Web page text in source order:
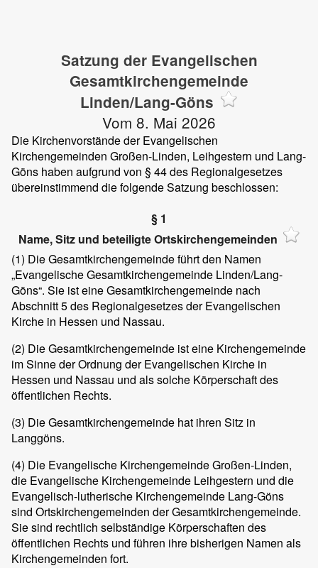
Satzung der Evangelischen
Gesamtkirchengemeinde
Linden/Lang-Göns
Vom 8. Mai 2026
Die Kirchenvorstände der Evangelischen
Kirchengemeinden Großen-Linden, Leihgestern und Lang-
Göns haben aufgrund von § 44 des Regionalgesetzes
übereinstimmend die folgende Satzung beschlossen:
§ 1
Name, Sitz und beteiligte Ortskirchengemeinden
(1) Die Gesamtkirchengemeinde führt den Namen
„Evangelische Gesamtkirchengemeinde Linden/Lang-
Göns“. Sie ist eine Gesamtkirchengemeinde nach
Abschnitt 5 des Regionalgesetzes der Evangelischen
Kirche in Hessen und Nassau.
(2) Die Gesamtkirchengemeinde ist eine Kirchengemeinde
im Sinne der Ordnung der Evangelischen Kirche in
Hessen und Nassau und als solche Körperschaft des
öffentlichen Rechts.
(3) Die Gesamtkirchengemeinde hat ihren Sitz in
Langgöns.
(4) Die Evangelische Kirchengemeinde Großen-Linden,
die Evangelische Kirchengemeinde Leihgestern und die
Evangelisch-lutherische Kirchengemeinde Lang-Göns
sind Ortskirchengemeinden der Gesamtkirchengemeinde.
Sie sind rechtlich selbständige Körperschaften des
öffentlichen Rechts und führen ihre bisherigen Namen als
Kirchengemeinden fort.